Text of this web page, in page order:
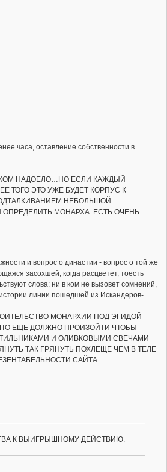
часа, оставление собственности в
НАДОЕЛО…НО ЕСЛИ КАЖДЫЙ
ТОГО ЭТО УЖЕ БУДЕТ КОРПУС К
НЕБОЛЬШОЙ
МОНАРХА. ЕСТЬ ОЧЕНЬ
и вопрос о династии - вопрос о той же
засохшей, когда расцветет, тоесть
слова: ни в ком не вызовет сомнений,
линии пошедшей из Искандеров-
МОНАРХИИ ПОД ЭГИДОЙ
ЕЩЕ ДОЛЖНО ПРОИЗОЙТИ ЧТОБЫ
И ОЛИВКОВЫМИ СВЕЧАМИ
ТАК ГРЯНУТЬ ПОХЛЕЩЕ ЧЕМ В ТЕЛЕ
САЙТА
К ВЫИГРЫШНОМУ ДЕЙСТВИЮ.